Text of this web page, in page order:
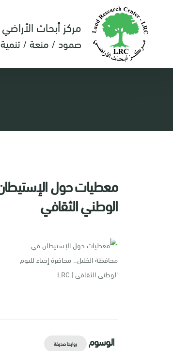
مركز أبحاث الأراضي
صمود / منعة / تنمية
معطيات حول
الوطني الثقافي
الوسوم روابط صديقة